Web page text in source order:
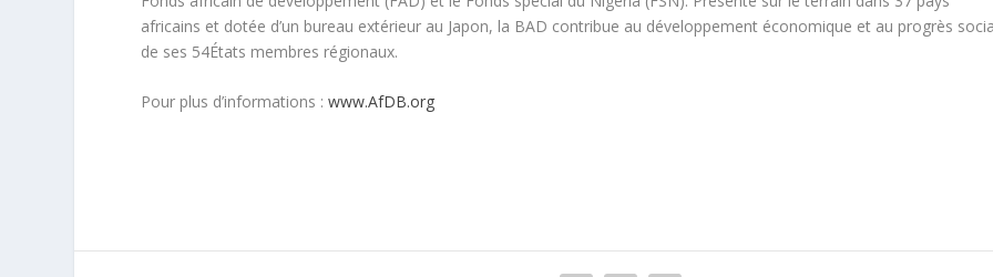
africains et dotée d’un bureau extérieur au Japon, la BAD contribue au développement économique et au progrès
de ses 54États membres régionaux.
Pour plus d’informations :www.AfDB.org